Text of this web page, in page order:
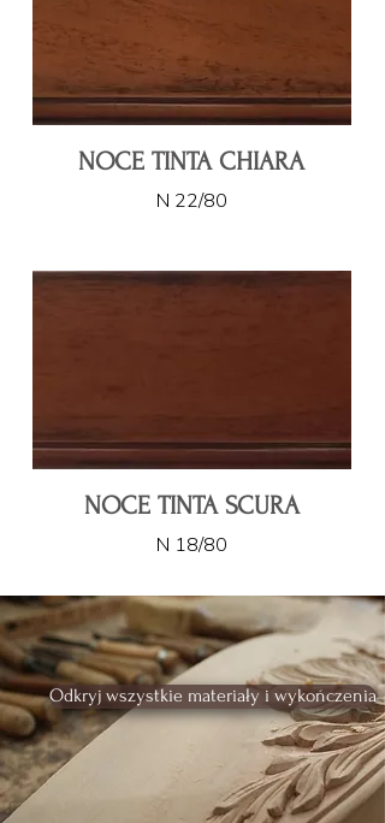
NOCE TINTA CHIARA
N 22/80
NOCE TINTA SCURA
N 18/80
Odkryj wszystkie materiały i wykończenia